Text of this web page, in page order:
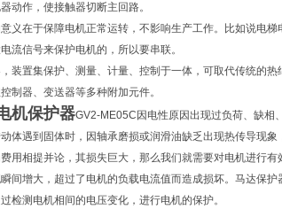
动作，使接触器切断主回路。
义在于保障电机正常运转，不影响生产工作。比如说电
流信号来保护电机的，所以要串联。
装置集保护、测量、计量、控制于一体，可取代传统的
制器、变送器等多种附加元件。
机保护器GV2-ME05C因电性原因出现过负荷、缺相
体遇到固体时，因轴承磨损或润滑油缺乏出现热传导现
用相提并论，其损失巨大，那么我们就需要对电机进行
间增大，超过了电机的负载电流值而造成损坏。马达保
检测电机相间的电压变化，进行电机的保护。